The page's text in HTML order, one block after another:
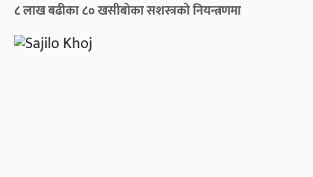
८ लाख बढीका ८० खसीबोका सशस्त्रको नियन्त्रणमा